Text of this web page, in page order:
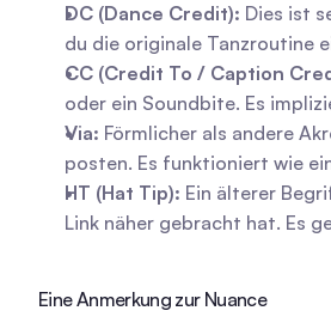
DC (Dance Credit): Dies ist
du die originale Tanzroutine
CC (Credit To / Caption
oder ein Soundbite. Es
Via: Förmlicher als andere
posten. Es funktioniert wie
HT (Hat Tip): Ein älterer
Link näher gebracht hat. Es
Eine Anmerkung zur Nuance